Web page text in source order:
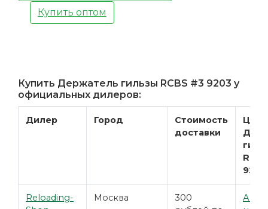
Купить оптом
Купить Держатель гильзы RCBS #3 9203 у
официальных дилеров:
Дилер Город
Стоимость
доставки
9203
Reloading-
Москва
300